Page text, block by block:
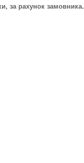
за рахунок замовника.